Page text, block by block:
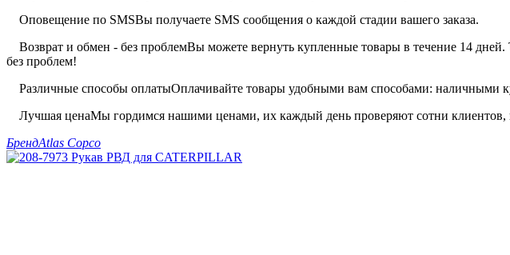
Оповещение по SMSВы получаете SMS сообщения о каждой стадии вашего заказа.
Возврат и обмен - без проблемВы можете вернуть купленные товары в течение 14
без проблем!
Различные способы оплатыОплачивайте товары удобными вам способами: наличными
Лучшая ценаМы гордимся нашими ценами, их каждый день проверяют сотни клиентов,
БрендAtlas Copco